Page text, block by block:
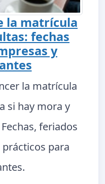
la matrícula
fechas
y
la matrícula
si hay mora y
feriados
para